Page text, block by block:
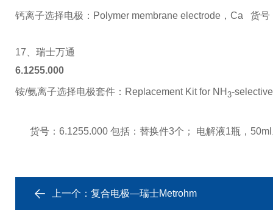
钙离子选择电极：Polymer membrane electrode，Ca 货号
17、瑞士万通
6.1255.000
铵/氨离子选择电极套件：Replacement Kit for NH 3-
货号：6.1255.000 包括：替换件3个； 电解液1瓶，
上一个： 复合电极—瑞士Metrohm